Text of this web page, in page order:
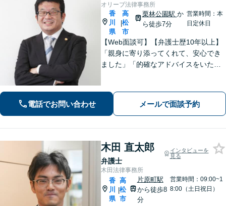
オリーブ法律事務所
香
川
県
|
高
松
市
栗林公園駅 か
ら徒歩7分
営業時間：本
日定休日
【Web面談可】【弁護士歴10年以上】
「親身に寄り添ってくれて、安心でき
ました」「的確なアドバイスをいただ
い、解決の方針を考えてまいります
【栗林公園駅7分／駐車場あり】
電話でお問い合わせ メールで面談予約
木田 直太郎
弁護士
インタビューを
見る
木田法律事務所
香
川
県
|
高
松
市
片原町駅
から徒歩8
分
営業時間：09:00~1
8:00（土日祝日）